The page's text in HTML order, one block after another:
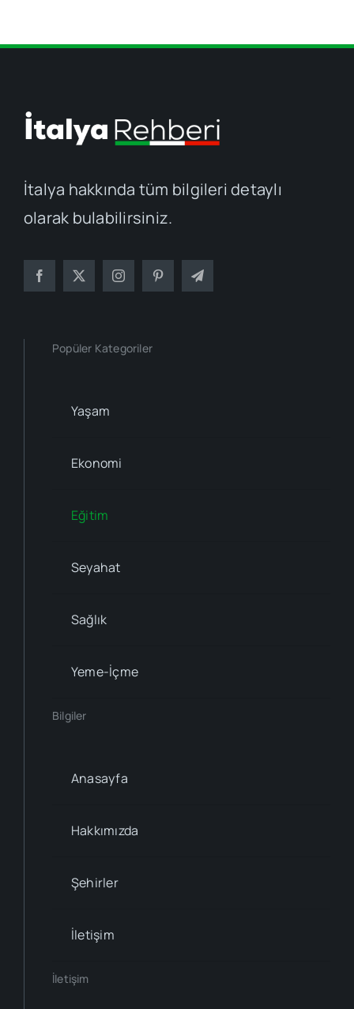
İtalya hakkında tüm bilgileri detaylı
olarak bulabilirsiniz.
Popüler Kategoriler
Yaşam
Ekonomi
Eğitim
Seyahat
Sağlık
Yeme-İçme
Bilgiler
Anasayfa
Hakkımızda
Şehirler
İletişim
İletişim